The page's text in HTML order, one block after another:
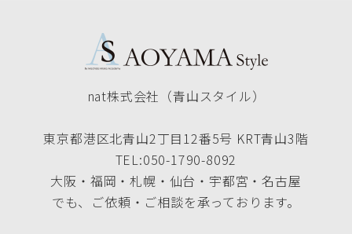
nat株式会社（青山スタイル）
東京都港区北青山2丁目12番5号 KRT青山3階
TEL:050-1790-8092
大阪・福岡・札幌・仙台・宇都宮・名古屋
でも、ご依頼・ご相談を承っております。